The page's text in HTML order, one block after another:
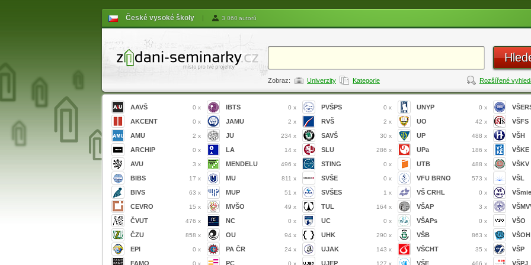
České vysoké školy | 3 060 autorů
Zobraz: Univerzity Kategorie Rozšířené
AAVŠ 0 x
AKCENT 0 x
AMU 2 x
ARCHIP 0 x
AVU 3 x
BIBS 17 x
BIVS 63 x
CEVRO 15 x
ČVUT 476 x
ČZU 858 x
EPI 0 x
FAMO 0 x
IBTS 0 x
JAMU 2 x
JU 234 x
LA 14 x
MENDELU 496 x
MU 811 x
MUP 51 x
MVŠO 49 x
NC 0 x
OU 94 x
PA ČR 24 x
PC 0 x
PVŠPS 0 x
RVŠ 2 x
SAVŠ 30 x
SLU 286 x
STING 0 x
SVŠE 0 x
SVŠES 1 x
TUL 164 x
UC 0 x
UHK 290 x
UJAK 143 x
UJEP 127 x
UNYP 0 x
UO 42 x
UP 488 x
UPa 186 x
UTB 488 x
VFU BRNO 573 x
VŠ CRHL 0 x
VŠAP 3 x
VŠAPs 0 x
VŠB 863 x
VŠCHT 35 x
VŠE 466 x
VŠFS
VŠH
VŠKE
VŠKV
VŠL
VŠO
VŠOH
VŠP
VŠPJ